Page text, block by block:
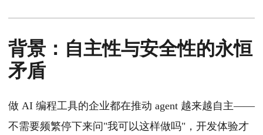
背景：自主性与安全性的永恒
矛盾
做 AI 编程工具的企业都在推动 agent 越来越自主——
不需要频繁停下来问"我可以这样做吗"，开发体验才